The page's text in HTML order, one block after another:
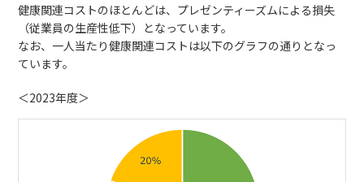
健康関連コストのほとんどは、プレゼンティーズムによる損失
（従業員の生産性低下）となっています。
なお、一人当たり健康関連コストは以下のグラフの通りとなっ
ています。
＜2023年度＞